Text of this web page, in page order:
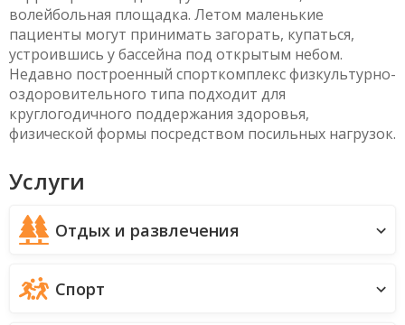
волейбольная площадка. Летом маленькие
пациенты могут принимать загорать, купаться,
устроившись у бассейна под открытым небом.
Недавно построенный спорткомплекс физкультурно-
оздоровительного типа подходит для
круглогодичного поддержания здоровья,
физической формы посредством посильных нагрузок.
Услуги
Отдых и развлечения
Спорт